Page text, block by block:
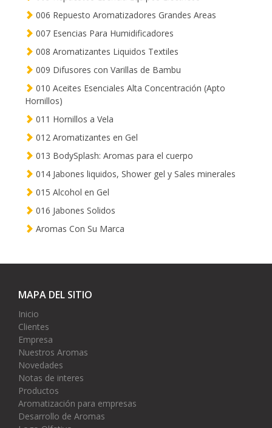
006 Repuesto Aromatizadores Grandes Areas
007 Esencias Para Humidificadores
008 Aromatizantes Liquidos Textiles
009 Difusores con Varillas de Bambu
010 Aceites Esenciales Alta Concentración (Apto
Hornillos)
011 Hornillos a Vela
012 Aromatizantes en Gel
013 BodySplash: Aromas para el cuerpo
014 Jabones liquidos, Shower gel y Sales minerales
015 Alcohol en Gel
016 Jabones Solidos
Aromas Con Su Marca
MAPA DEL SITIO
Inicio
Clientes
Empresa
Nuestros Aromas
Novedades
Notas de interes
Productos
Aromatización para empresas
Desarrollo de Aromas